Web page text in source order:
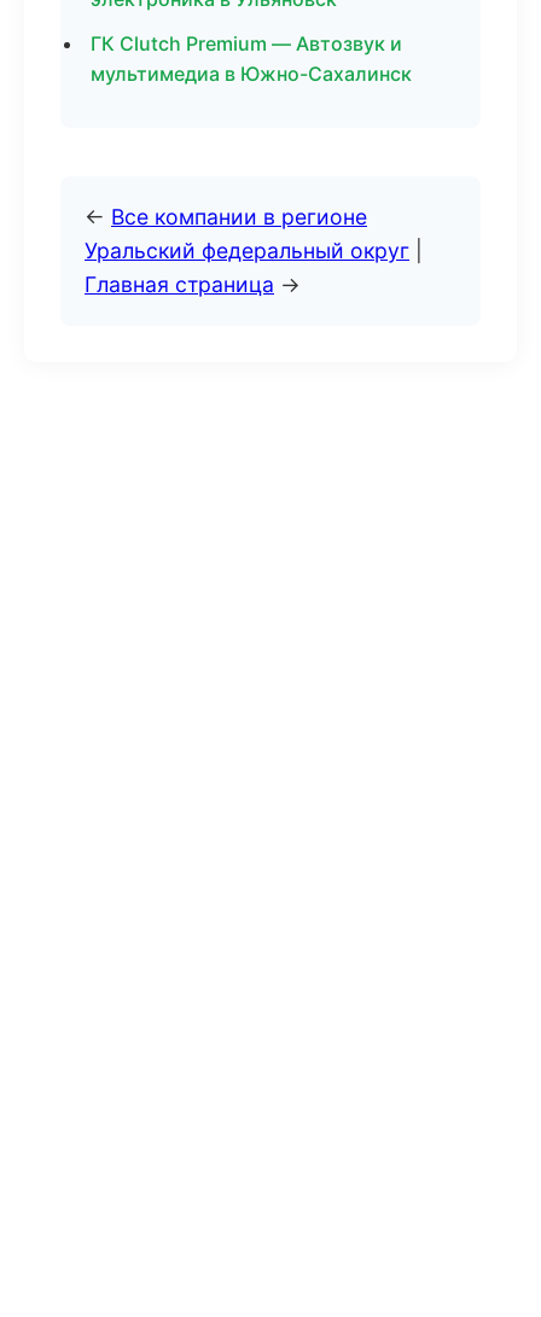
ГК Clutch Premium — Автозвук и
мультимедиа в Южно-Сахалинск
← Все компании в регионе
Уральский федеральный округ
Главная страница →